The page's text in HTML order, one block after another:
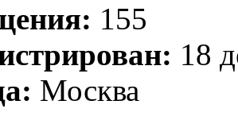
155
18
Москва